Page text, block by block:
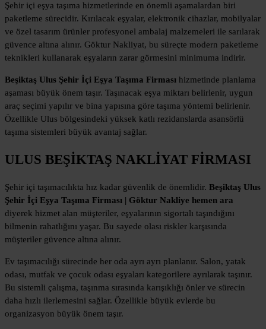
Şehir içi eşya taşıma hizmetlerinde en önemli aşamalardan biri
paketleme sürecidir. Kırılacak eşyalar, elektronik cihazlar, mobilyalar
ve özel tasarım ürünler profesyonel ambalaj malzemeleri ile sarılarak
güvence altına alınır. Göktur Nakliyat, bu süreçte modern paketleme
teknikleri kullanarak eşyaların zarar görmesini minimuma indirir.
Beşiktaş Ulus Şehir İçi Eşya Taşıma Firması hizmetinde planlama
aşaması büyük önem taşır. Taşınacak eşya miktarı belirlenir, uygun
araç seçimi yapılır ve bina yapısına göre taşıma yöntemi belirlenir.
Özellikle Ulus bölgesindeki yüksek katlı rezidanslarda asansörlü
taşıma sistemleri büyük avantaj sağlar.
ULUS BEŞİKTAŞ NAKLİYAT FİRMASI
Şehir içi taşımacılıkta hız kadar güvenlik de önemlidir. Beşiktaş Ulus
Şehir İçi Eşya Taşıma Firması | Göktur Nakliye hemen ara
diyerek hizmet alan müşteriler, eşyalarının sigortalı taşındığını
bilmenin rahatlığını yaşar. Bu sayede olası riskler karşısında
müşteriler güvence altına alınır.
Ev taşımacılığı sürecinde her oda ayrı ayrı planlanır. Salon, yatak
odası, mutfak ve çocuk odası eşyaları kategorilere ayrılarak taşınır.
Bu sistemli çalışma, taşınma sırasında karışıklığı önler ve sürecin
daha hızlı ilerlemesini sağlar. Özellikle büyük evlerde bu
organizasyon büyük önem taşır.